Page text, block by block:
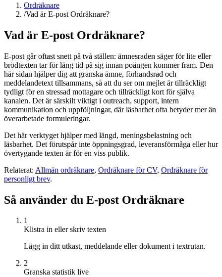
Ordräknare
/Vad är E-post Ordräknare?
Vad är E-post Ordräknare?
E-post går oftast snett på två ställen: ämnesraden säger för lite eller
brödtexten tar för lång tid på sig innan poängen kommer fram. Den
här sidan hjälper dig att granska ämne, förhandsrad och
meddelandetext tillsammans, så att du ser om mejlet är tillräckligt
tydligt för en stressad mottagare och tillräckligt kort för själva
kanalen. Det är särskilt viktigt i outreach, support, intern
kommunikation och uppföljningar, där läsbarhet ofta betyder mer än
överarbetade formuleringar.
Det här verktyget hjälper med längd, meningsbelastning och
läsbarhet. Det förutspår inte öppningsgrad, leveransförmåga eller hur
övertygande texten är för en viss publik.
Relaterat: Allmän ordräknare, Ordräknare för CV, Ordräknare för
personligt brev.
Så använder du E-post Ordräknare
1
Klistra in eller skriv texten
Lägg in ditt utkast, meddelande eller dokument i textrutan.
2
Granska statistik live